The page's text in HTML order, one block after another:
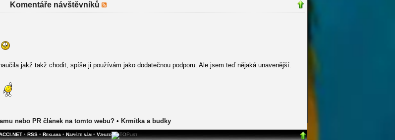
Komentáře návštěvníků
jakž takž chodit, spíše ji používám jako dodatečnou podporu. Ale jsem teď nějaká unavenější.
nebo PR článek na tomto webu?• Krmítka a budky
• RSS • Reklama • Napište nám • Vzhled